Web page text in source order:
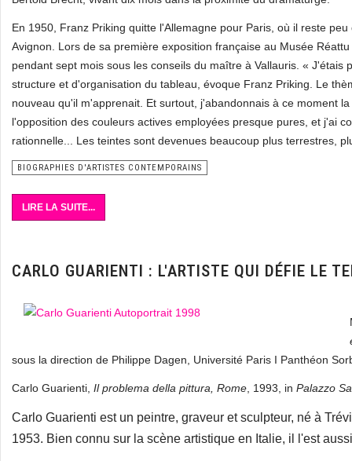
En 1950, Franz Priking quitte l'Allemagne pour Paris, où il reste
Avignon. Lors de sa première exposition française au Musée
pendant sept mois sous les conseils du maître à Vallauris. «
structure et d'organisation du tableau, évoque Franz Priking. Le
nouveau qu'il m'apprenait. Et surtout, j'abandonnais à ce moment
l'opposition des couleurs actives employées presque pures, et j'ai
rationnelle... Les teintes sont devenues beaucoup plus terrestres,
BIOGRAPHIES D'ARTISTES CONTEMPORAINS
LIRE LA SUITE...
CARLO GUARIENTI : L'ARTISTE QUI DÉFIE LE
sous la direction de Philippe Dagen, Université Paris I Panthéon
Carlo Guarienti, Il problema della pittura, Rome , 1993, in Palazzo
Carlo Guarienti est un peintre, graveur et sculpteur, né à
1953. Bien connu sur la scène artistique en Italie, il l'est